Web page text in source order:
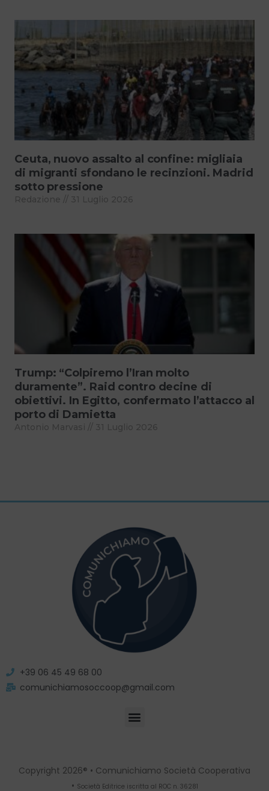
Ceuta, nuovo assalto al confine: migliaia
di migranti sfondano le recinzioni. Madrid
sotto pressione
Redazione 31 Luglio 2026
Trump: “Colpiremo l’Iran molto
duramente”. Raid contro decine di
obiettivi. In Egitto, confermato l’attacco al
porto di Damietta
Antonio Marvasi 31 Luglio 2026
+39 06 45 49 68 00
comunichiamosoccoop@gmail.com
Copyright 2026® • Comunichiamo Società Cooperativa
• Società Editrice iscritta al ROC n. 36281